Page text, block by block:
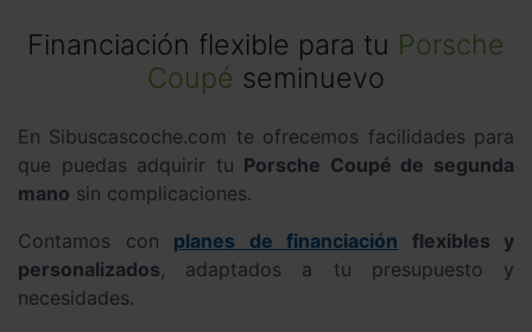
Financiación flexible para tu Porsche
Coupé seminuevo
En Sibuscascoche.com te ofrecemos facilidades para
que puedas adquirir tu Porsche Coupé de segunda
mano sin complicaciones.
Contamos con planes de financiación flexibles y
personalizados, adaptados a tu presupuesto y
necesidades.